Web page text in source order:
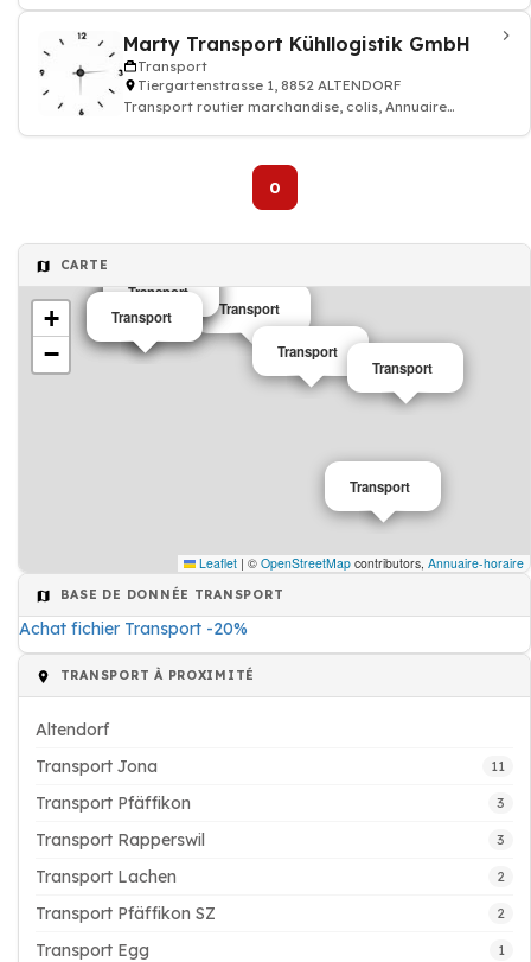
Marty Transport Kühllogistik GmbH
Transport
Tiergartenstrasse 1, 8852 ALTENDORF
Transport routier marchandise, colis, Annuaire
0
CARTE
Transport
Transport
Transport
Transport
Transport
Transport
Transport
Transport
+
−
Leaflet | © OpenStreetMap contributors, Annuaire-horaire
BASE DE DONNÉE TRANSPORT
Achat fichier Transport -20%
TRANSPORT À PROXIMITÉ
Altendorf
Transport Jona
11
Transport Pfäffikon 3
Transport Rapperswil 3
Transport Lachen 2
Transport Pfäffikon SZ 2
Transport Egg 1